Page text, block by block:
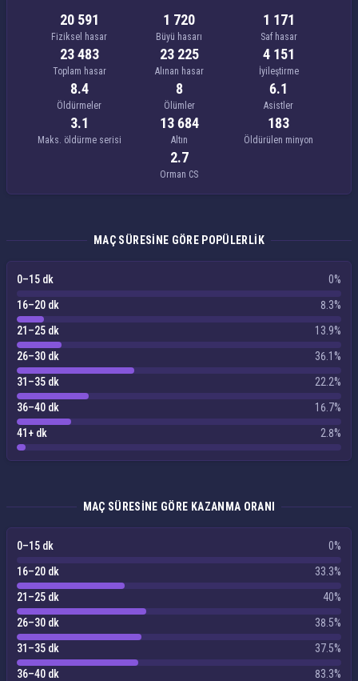
20 591
Fiziksel hasar
1 720
Büyü hasarı
1 171
Saf hasar
23 483
Toplam hasar
23 225
Alınan hasar
4 151
İyileştirme
8.4
Öldürmeler
8
Ölümler
6.1
Asistler
3.1
Maks. öldürme serisi
13 684
Altın
183
Öldürülen minyon
2.7
Orman CS
MAÇ SÜRESINE GÖRE POPÜLERLIK
0–15 dk
0%
16–20 dk
8.3%
21–25 dk
13.9%
26–30 dk
36.1%
31–35 dk
22.2%
36–40 dk
16.7%
41+ dk
2.8%
MAÇ SÜRESINE GÖRE KAZANMA ORANI
0–15 dk
0%
16–20 dk
33.3%
21–25 dk
40%
26–30 dk
38.5%
31–35 dk
37.5%
36–40 dk
83.3%